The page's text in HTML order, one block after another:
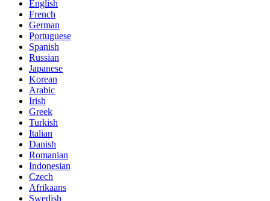
English
French
German
Portuguese
Spanish
Russian
Japanese
Korean
Arabic
Irish
Greek
Turkish
Italian
Danish
Romanian
Indonesian
Czech
Afrikaans
Swedish